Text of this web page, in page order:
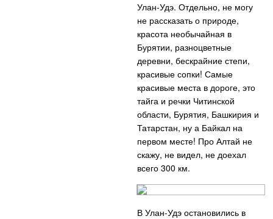
Улан-Удэ. Отдельно, не могу
не рассказать о природе,
красота необычайная в
Бурятии, разноцветные
деревни, бескрайние степи,
красивые сопки! Самые
красивые места в дороге, это
тайга и речки Читинской
области, Бурятия, Башкирия и
Татарстан, ну а Байкал на
первом месте! Про Алтай не
скажу, не видел, не доехал
всего 300 км.
В Улан-Удэ остановились в